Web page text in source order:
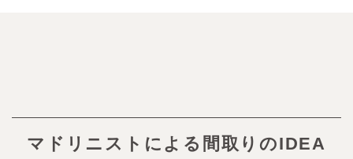
マドリニストによる間取りのIDEA